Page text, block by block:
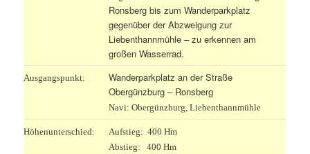
Ronsberg bis zum Wanderparkplatz
gegenüber der Abzweigung zur
Liebenthannmühle – zu erkennen am
großen Wasserrad.
Ausgangspunkt:
Wanderparkplatz an der Straße
Obergünzburg – Ronsberg
Navi: Obergünzburg, Liebenthannmühle
Höhenunterschied:
Aufstieg: 400 Hm
Abstieg: 400 Hm